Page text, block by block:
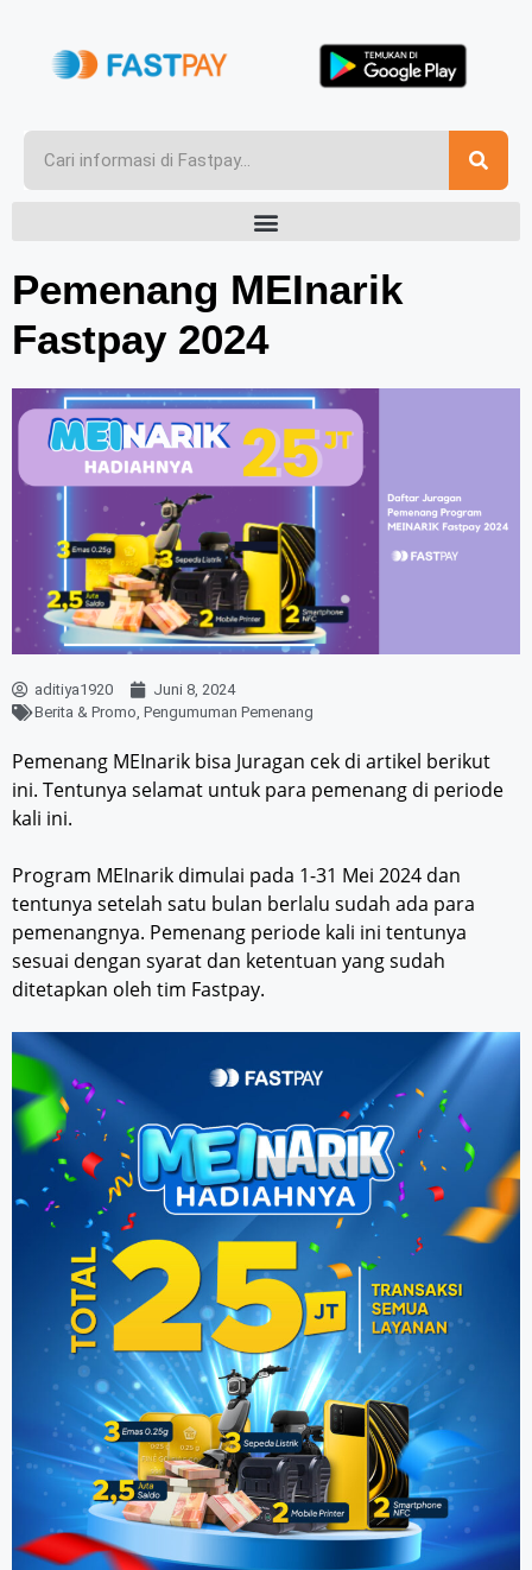
Pemenang MEInarik
Fastpay 2024
aditiya1920
Juni 8, 2024
Berita & Promo, Pengumuman Pemenang
Pemenang MEInarik bisa Juragan cek di artikel berikut
ini. Tentunya selamat untuk para pemenang di periode
kali ini.
Program MEInarik dimulai pada 1-31 Mei 2024 dan
tentunya setelah satu bulan berlalu sudah ada para
pemenangnya. Pemenang periode kali ini tentunya
sesuai dengan syarat dan ketentuan yang sudah
ditetapkan oleh tim Fastpay.